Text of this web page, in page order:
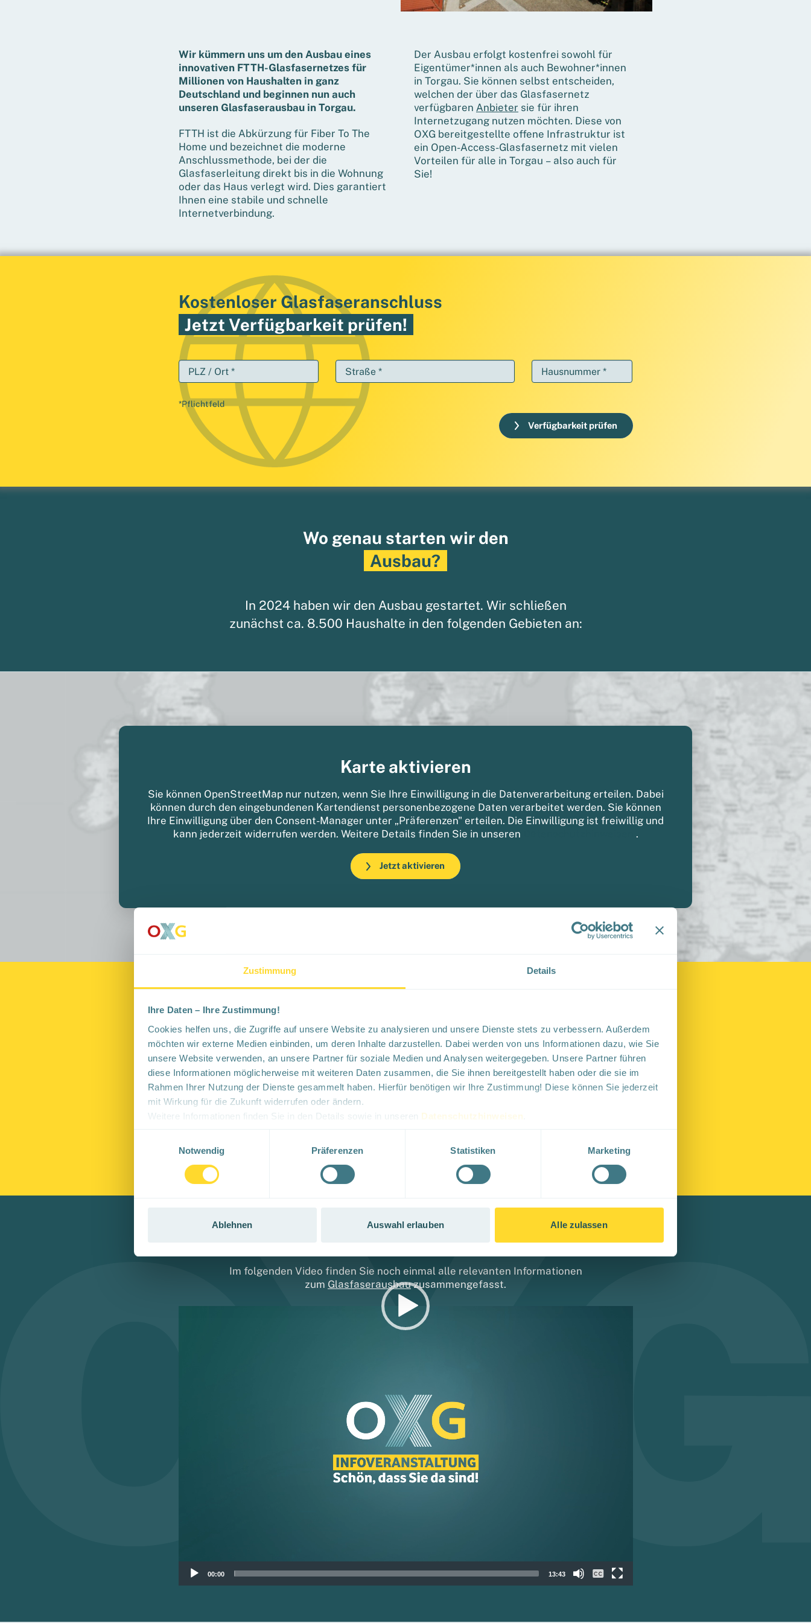
Zustimmung Details
Ihre Daten – Ihre Zustimmung!
Cookies helfen uns, die Zugriffe auf unsere Website zu analysieren und unsere Dienste stets zu verbessern. Außerdem
möchten wir externe Medien einbinden, um deren Inhalte darzustellen. Dabei werden von uns Informationen dazu, wie Sie
unsere Website verwenden, an unsere Partner für soziale Medien und Analysen weitergegeben. Unsere Partner führen
diese Informationen möglicherweise mit weiteren Daten zusammen, die Sie ihnen bereitgestellt haben oder die sie im
Rahmen Ihrer Nutzung der Dienste gesammelt haben. Hierfür benötigen wir Ihre Zustimmung! Diese können Sie jederzeit
mit Wirkung für die Zukunft widerrufen oder ändern.
Weitere Informationen finden Sie in den Details sowie in unseren Datenschutzhinweisen
Notwendig
Präferenzen Statistiken Marketing
Ablehnen Auswahl erlauben Alle zulassen
Wir kümmern uns um den Ausbau eines
innovativen FTTH-Glasfasernetzes für
Millionen von Haushalten in ganz
Deutschland und beginnen nun auch
unseren Glasfaserausbau in Torgau.
FTTH ist die Abkürzung für Fiber To The
Home und bezeichnet die moderne
Anschlussmethode, bei der die
Glasfaserleitung direkt bis in die Wohnung
oder das Haus verlegt wird. Dies garantiert
Ihnen eine stabile und schnelle
Internetverbindung.
Der Ausbau erfolgt kostenfrei sowohl für
Eigentümer*innen als auch Bewohner*innen
in Torgau. Sie können selbst entscheiden,
welchen der über das Glasfasernetz
verfügbaren Anbieter sie für ihren
Internetzugang nutzen möchten. Diese von
OXG bereitgestellte offene Infrastruktur ist
ein Open-Access-Glasfasernetz mit vielen
Vorteilen für alle in Torgau – also auch für
Sie!
Kostenloser Glasfaseranschluss
Jetzt Verfügbarkeit prüfen!
PLZ / Ort * Straße * Hausnummer *
*Pflichtfeld
Verfügbarkeit prüfen
Wo genau starten wir den
Ausbau?
In 2024 haben wir den Ausbau gestartet. Wir schließen
zunächst ca. 8.500 Haushalte in den folgenden Gebieten an:
Karte aktivieren
Sie können OpenStreetMap nur nutzen, wenn Sie Ihre Einwilligung in die Datenverarbeitung erteilen. Dabei
können durch den eingebundenen Kartendienst personenbezogene Daten verarbeitet werden. Sie können
Ihre Einwilligung über den Consent-Manager unter „Präferenzen" erteilen. Die Einwilligung ist freiwillig und
kann jederzeit widerrufen werden. Weitere Details finden Sie in unseren
.
Jetzt aktivieren
Sie möchten auch dabei sein?
Dann überprüfen Sie hier die Glasfaserverfügbarkeit für Ihre Immobilie in Torgau und schließen Sie direkt
online Ihren Vertrag für den Glasfaserausbau ab.
Gestattungsvertrag
Im folgenden Video finden Sie noch einmal alle relevanten Informationen
zum Glasfaserausbauzusammengefasst.
00:00 13:43